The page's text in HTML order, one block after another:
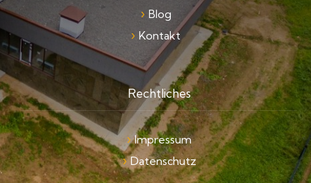
Blog
Kontakt
Rechtliches
Impressum
Datenschutz